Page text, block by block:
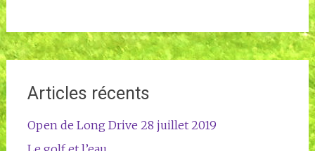
Articles récents
Open de Long Drive 28 juillet 2019